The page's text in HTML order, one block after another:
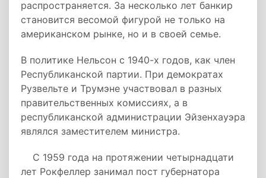
распространяется. За несколько лет банкир
становится весомой фигурой не только на
американском рынке, но и в своей семье.
В политике Нельсон с 1940-х годов, как член
Республиканской партии. При демократах
Рузвельте и Трумэне участвовал в разных
правительственных комиссиях, а в
республиканской администрации Эйзенхауэра
являлся заместителем министра.
С 1959 года на протяжении четырнадцати
лет Рокфеллер занимал пост губернатора